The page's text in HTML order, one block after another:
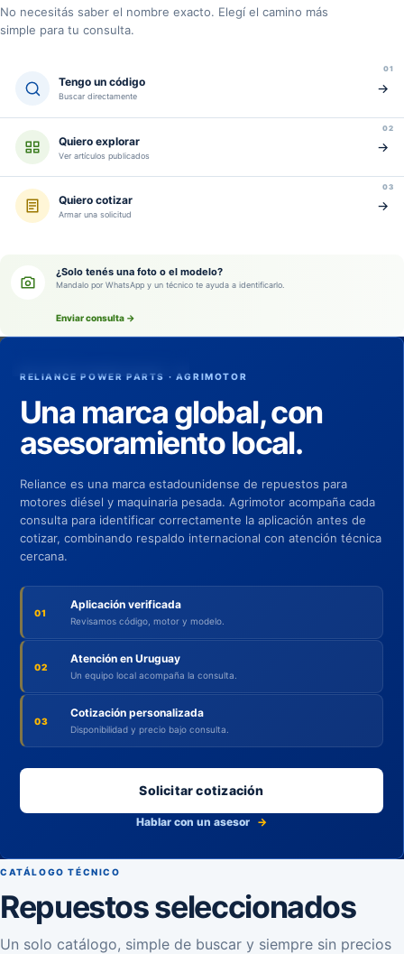
No necesitás saber el nombre exacto. Elegí el camino más
simple para tu consulta.
01
Tengo un código
Buscar directamente
→
02
Quiero explorar
Ver artículos publicados
→
03
Quiero cotizar
Armar una solicitud
→
¿Solo tenés una foto o el modelo?
Mandalo por WhatsApp y un técnico te ayuda a identificarlo.
Enviar consulta →
Reliance en Agrimotor
Exhibición en nuestro local · Cerro Largo 1266
RELIANCE POWER PARTS · AGRIMOTOR
Una marca global, con
asesoramiento local.
Reliance es una marca estadounidense de repuestos para
motores diésel y maquinaria pesada. Agrimotor acompaña cada
consulta para identificar correctamente la aplicación antes de
cotizar, combinando respaldo internacional con atención técnica
cercana.
01
Aplicación verificada
Revisamos código, motor y modelo.
02
Atención en Uruguay
Un equipo local acompaña la consulta.
03
Cotización personalizada
Disponibilidad y precio bajo consulta.
Solicitar cotización
Hablar con un asesor →
CATÁLOGO TÉCNICO
Repuestos seleccionados
Un solo catálogo, simple de buscar y siempre sin precios